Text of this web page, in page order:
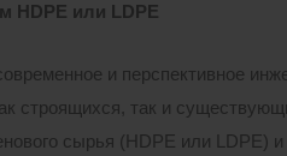
HDPE или LDPE
и перспективное
строящихся, так и
сырья (HDPE или